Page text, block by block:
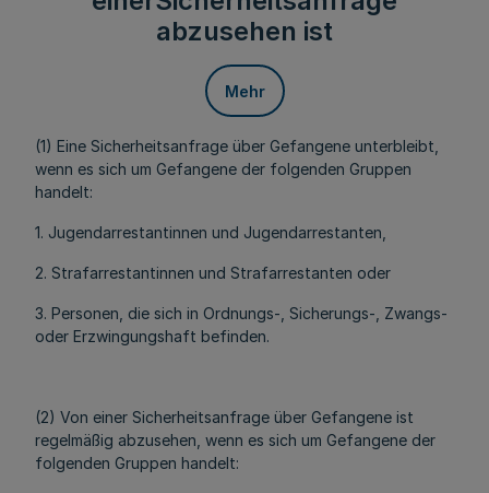
abzusehen ist
Mehr
(1) Eine Sicherheitsanfrage über Gefangene unterbleibt,
wenn es sich um Gefangene der folgenden Gruppen
handelt:
1. Jugendarrestantinnen und Jugendarrestanten,
2. Strafarrestantinnen und Strafarrestanten oder
3. Personen, die sich in Ordnungs-, Sicherungs-, Zwangs-
oder Erzwingungshaft befinden.
(2) Von einer Sicherheitsanfrage über Gefangene ist
regelmäßig abzusehen, wenn es sich um Gefangene der
folgenden Gruppen handelt: